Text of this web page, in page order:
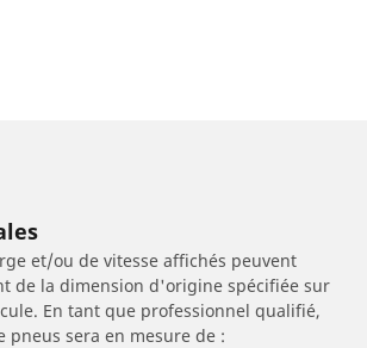
et/ou de vitesse affichés peuvent
de la dimension d'origine spécifiée sur
En tant que professionnel qualifié,
pneus sera en mesure de :